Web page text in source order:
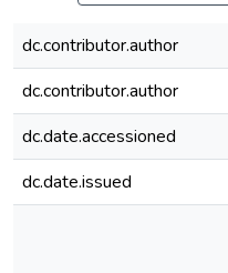
dc.contributor.author
dc.contributor.author
dc.date.accessioned
dc.date.issued